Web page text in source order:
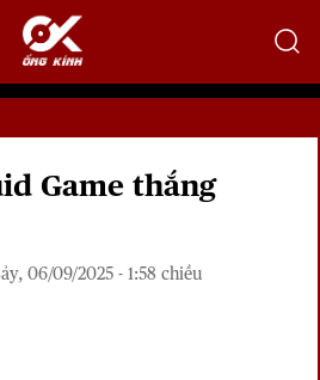
Game thắng
06/09/2025 - 1:58 chiều